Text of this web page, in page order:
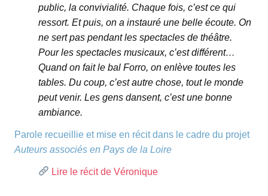
public, la convivialité. Chaque fois, c’est ce qui
ressort. Et puis, on a instauré une belle écoute. On
ne sert pas pendant les spectacles de théâtre.
Pour les spectacles musicaux, c’est différent…
Quand on fait le bal Forro, on enlève toutes les
tables. Du coup, c’est autre chose, tout le monde
peut venir. Les gens dansent, c’est une bonne
ambiance.
Parole recueillie et mise en récit dans le cadre du projet
Auteurs associés en Pays de la Loire
Lire le récit de Véronique